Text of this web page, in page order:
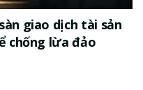
giao dịch tài sản
chống lừa đảo